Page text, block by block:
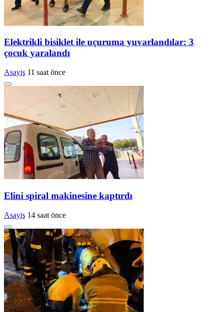
Elektrikli bisiklet ile uçuruma yuvarlandılar: 3
çocuk yaralandı
Asayiş 11 saat önce
Elini spiral makinesine kaptırdı
Asayiş 14 saat önce